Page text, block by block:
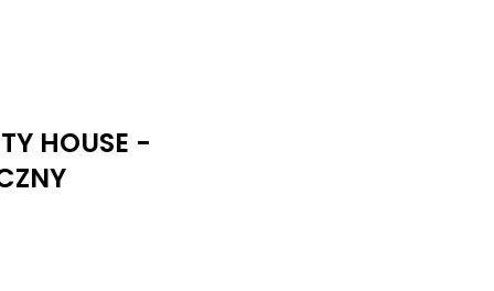
HOUSE -